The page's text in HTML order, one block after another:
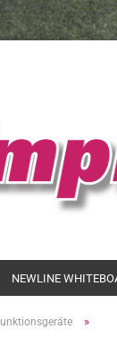
NEWLINE
»